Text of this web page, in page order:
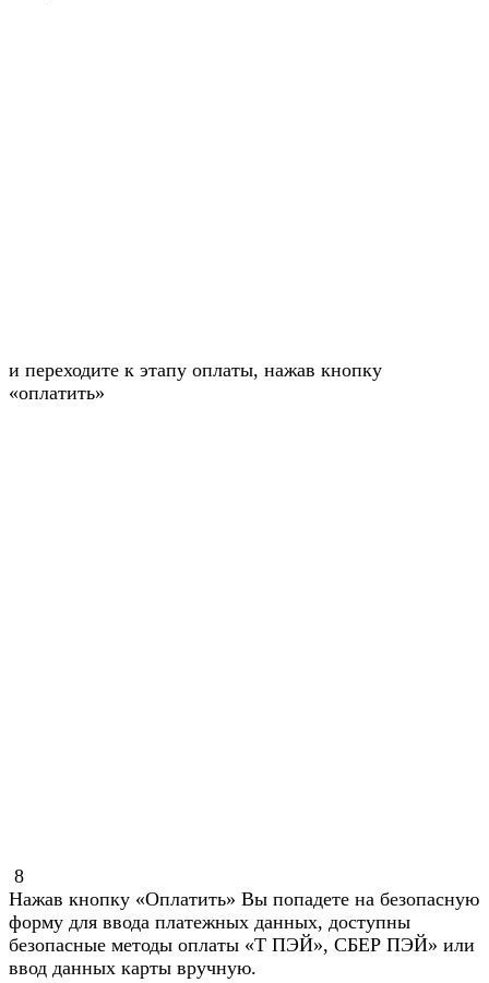
и переходите к этапу оплаты, нажав кнопку
«оплатить»
8
Нажав кнопку «Оплатить» Вы попадете на безопасную
форму для ввода платежных данных, доступны
безопасные методы оплаты «Т ПЭЙ», СБЕР ПЭЙ» или
ввод данных карты вручную.